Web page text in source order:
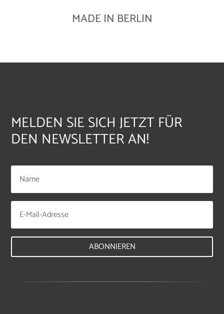
MADE IN BERLIN
MELDEN SIE SICH JETZT FÜR
DEN NEWSLETTER AN!
ABONNIEREN